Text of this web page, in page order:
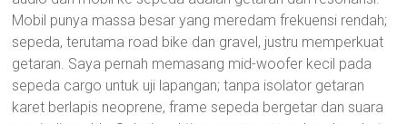
Mobil punya massa besar yang meredam frekuensi rendah;
sepeda, terutama road bike dan gravel, justru memperkuat
getaran. Saya pernah memasang mid-woofer kecil pada
sepeda cargo untuk uji lapangan; tanpa isolator getaran
karet berlapis neoprene, frame sepeda bergetar dan suara